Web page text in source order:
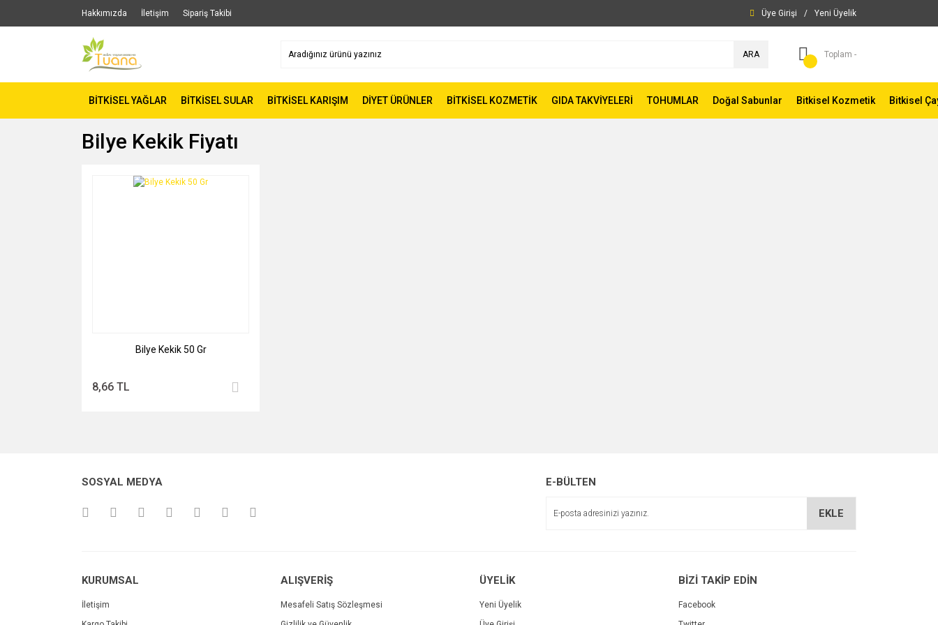
Hakkımızda İletişim Sipariş Takibi Üye Girişi / Yeni Üyelik
ARA Toplam -
BİTKİSEL YAĞLAR BİTKİSEL SULAR BİTKİSEL KARIŞIM DİYET ÜRÜNLER BİTKİSEL KOZMETİK GIDA TAKVİYELERİ TOHUMLAR Doğal Sabunlar Bitkisel Kozmetik Bitkisel
Bilye Kekik Fiyatı
Bilye Kekik 50 Gr
8,66 TL
SOSYAL MEDYA E-BÜLTEN
EKLE
KURUMSAL
İletişim
ALIŞVERİŞ
Mesafeli Satış Sözleşmesi
ÜYELİK
Yeni Üyelik
BİZİ TAKİP EDİN
Facebook